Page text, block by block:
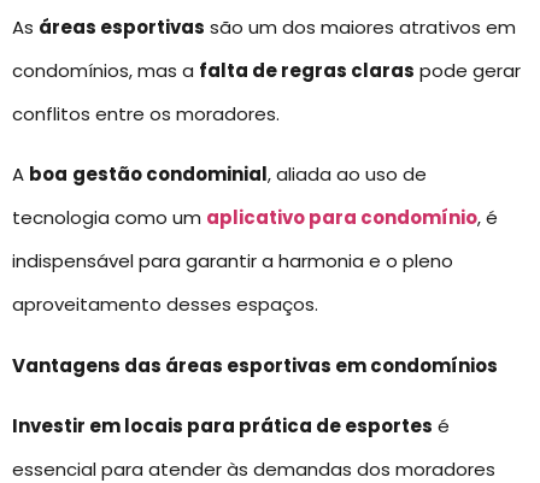
As áreas esportivas são um dos maiores atrativos em
condomínios, mas a falta de regras claras pode gerar
conflitos entre os moradores.
A boa gestão condominial, aliada ao uso de
tecnologia como um aplicativo para condomínio, é
indispensável para garantir a harmonia e o pleno
aproveitamento desses espaços.
Vantagens das áreas esportivas em condomínios
Investir em locais para prática de esportes é
essencial para atender às demandas dos moradores